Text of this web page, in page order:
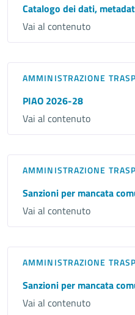
Catalogo dei dati,
Vai al contenuto
AMMINISTRAZIONE
PIAO 2026-28
Vai al contenuto
AMMINISTRAZIONE
Sanzioni per mancata
Vai al contenuto
AMMINISTRAZIONE
Sanzioni per mancata
Vai al contenuto